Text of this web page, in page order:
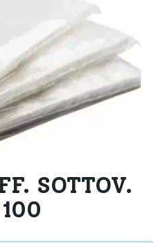
SOTTOV.